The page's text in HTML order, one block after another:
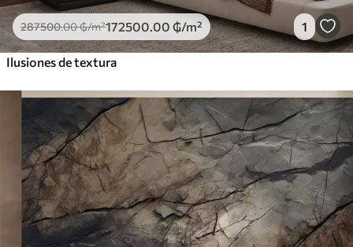
287500.00₲/m²172500 .00 ₲/m² 1
Ilusiones de textura